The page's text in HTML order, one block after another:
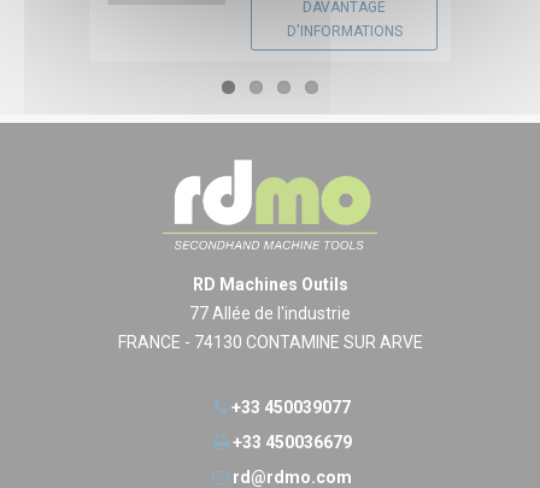
DAVANTAGE
D'INFORMATIONS
RD Machines Outils
77 Allée de l'industrie
FRANCE - 74130 CONTAMINE SUR ARVE
+33 450039077
+33 450036679
rd@rdmo.com